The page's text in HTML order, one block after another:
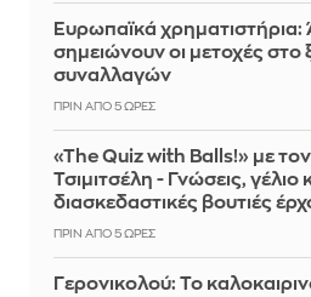
Ευρωπαϊκά χρηματιστήρια:
σημειώνουν οι μετοχές στο
συναλλαγών
ΠΡΙΝ ΑΠΌ 5 ΏΡΕΣ
«The Quiz with Balls!» με τον
Τσιμιτσέλη - Γνώσεις, γέλιο
διασκεδαστικές βουτιές
ΠΡΙΝ ΑΠΌ 5 ΏΡΕΣ
Γερονικολού: Το